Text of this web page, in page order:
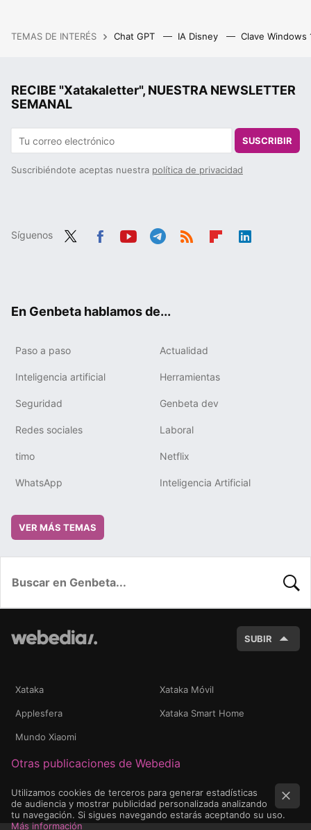
TEMAS DE INTERÉS Chat GPT IA Disney Clave Windows
RECIBE "Xatakaletter", NUESTRA NEWSLETTER
SEMANAL
SUSCRIBIR
Suscribiéndote aceptas nuestra política de privacidad
Síguenos
En Genbeta hablamos de...
Paso a paso Actualidad
Inteligencia artificial Herramientas
Seguridad Genbeta dev
Redes sociales Laboral
timo Netflix
WhatsApp Inteligencia Artificial
VER MÁS TEMAS
SUBIR
Xataka Xataka Móvil
Applesfera Xataka Smart Home
Mundo Xiaomi
Otras publicaciones de Webedia
Utilizamos cookies de terceros para generar estadísticas
de audiencia y mostrar publicidad personalizada analizando
tu navegación. Si sigues navegando estarás aceptando su uso.
Más información